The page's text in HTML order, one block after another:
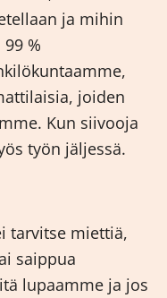
ja mihin
%
joiden
Kun siivooja
työn jäljessä.
tarvitse miettiä,
saippua
lupaamme ja jos